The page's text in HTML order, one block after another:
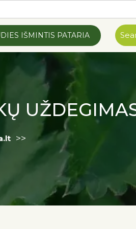
IŠMINTIS PATARIA
>>